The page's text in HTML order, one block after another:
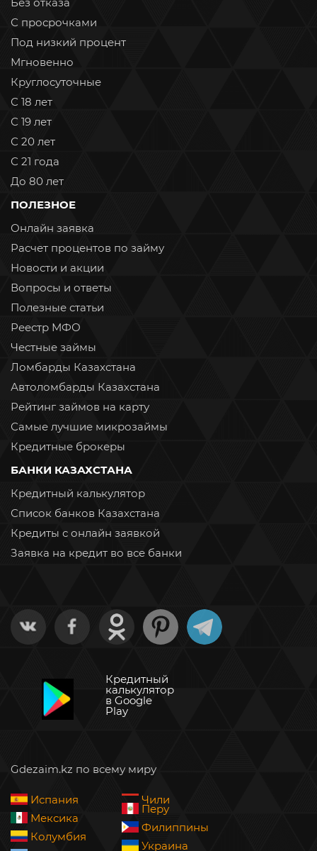
Без отказа
С просрочками
Под низкий процент
Мгновенно
Круглосуточные
С 18 лет
С 19 лет
С 20 лет
С 21 года
До 80 лет
ПОЛЕЗНОЕ
Онлайн заявка
Расчет процентов по займу
Новости и акции
Вопросы и ответы
Полезные статьи
Реестр МФО
Честные займы
Ломбарды Казахстана
Автоломбарды Казахстана
Рейтинг займов на карту
Самые лучшие микрозаймы
Кредитные брокеры
БАНКИ КАЗАХСТАНА
Кредитный калькулятор
Список банков Казахстана
Кредиты с онлайн заявкой
Заявка на кредит во все банки
Кредитный
калькулятор
в Google
Play
Gdezaim.kz по всему миру
Испания
Мексика
Колумбия
Чили
Перу
Филиппины
Украина